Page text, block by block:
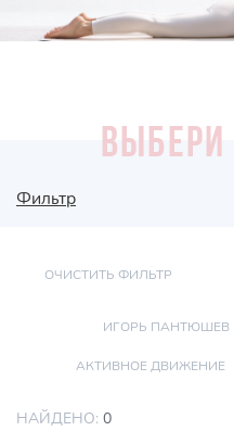
ВЫБЕРИ
Фильтр
ОЧИСТИТЬ ФИЛЬТР
ИГОРЬ ПАНТЮШЕВ
АКТИВНОЕ ДВИЖЕНИЕ
НАЙДЕНО: 0